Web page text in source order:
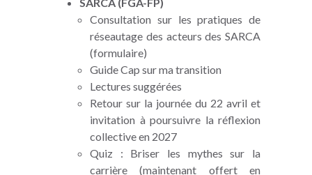
Consultation sur les pratiques de
réseautage des acteurs des SARCA
(formulaire)
Guide Cap sur ma transition
Lectures suggérées
Retour sur la journée du 22 avril et
invitation à poursuivre la réflexion
collective en 2027
Quiz : Briser les mythes sur la
carrière (maintenant offert en